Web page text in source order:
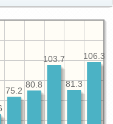
106.3
81.3
103.7
80.8
75.2